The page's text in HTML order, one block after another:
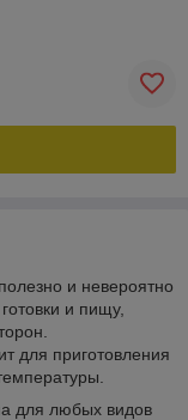
и невероятно
и пищу,
для приготовления
для любых видов